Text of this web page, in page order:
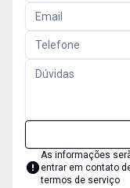
As informações
entrar em contato
termos de serviço